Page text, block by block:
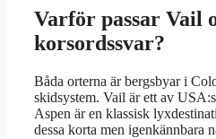
Varför passar Vail
korsordssvar?
Båda orterna är bergsbyar i
skidsystem. Vail är ett av
Aspen är en klassisk
dessa korta men igenkännbara